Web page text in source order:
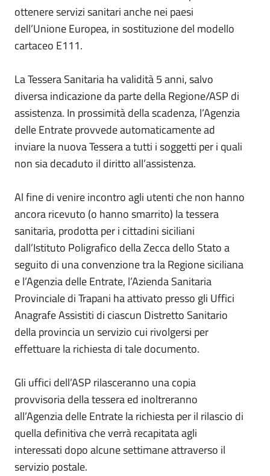
ottenere servizi sanitari anche nei paesi
dell’Unione Europea, in sostituzione del modello
cartaceo E111.
La Tessera Sanitaria ha validità 5 anni, salvo
diversa indicazione da parte della Regione/ASP di
assistenza. In prossimità della scadenza, l’Agenzia
delle Entrate provvede automaticamente ad
inviare la nuova Tessera a tutti i soggetti per i quali
non sia decaduto il diritto all’assistenza.
Al fine di venire incontro agli utenti che non hanno
ancora ricevuto (o hanno smarrito) la tessera
sanitaria, prodotta per i cittadini siciliani
dall’Istituto Poligrafico della Zecca dello Stato a
seguito di una convenzione tra la Regione siciliana
e l’Agenzia delle Entrate, l’Azienda Sanitaria
Provinciale di Trapani ha attivato presso gli Uffici
Anagrafe Assistiti di ciascun Distretto Sanitario
della provincia un servizio cui rivolgersi per
effettuare la richiesta di tale documento.
Gli uffici dell’ASP rilasceranno una copia
provvisoria della tessera ed inoltreranno
all’Agenzia delle Entrate la richiesta per il rilascio di
quella definitiva che verrà recapitata agli
interessati dopo alcune settimane attraverso il
servizio postale.